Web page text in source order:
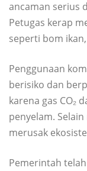
ancaman serius
Petugas kerap
seperti bom
Penggunaan
berisiko dan
karena gas CO₂
penyelam.
merusak
Pemerintah